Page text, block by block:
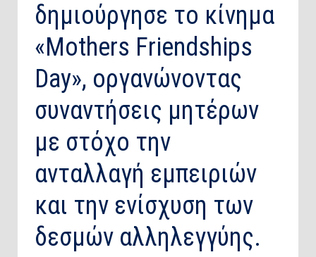
δημιούργησε το κίνημα
«Mothers Friendships
Day», οργανώνοντας
συναντήσεις μητέρων
με στόχο την
ανταλλαγή εμπειριών
και την ενίσχυση των
δεσμών αλληλεγγύης.